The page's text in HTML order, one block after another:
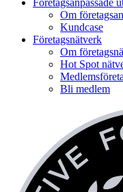
Företagsanpassade
Om
Kundcase
Företagsnätverk
Om
Hot Spot
Bli medlem